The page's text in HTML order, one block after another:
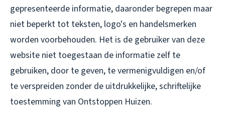
gepresenteerde informatie, daaronder begrepen maar
niet beperkt tot teksten, logo's en handelsmerken
worden voorbehouden. Het is de gebruiker van deze
website niet toegestaan de informatie zelf te
gebruiken, door te geven, te vermenigvuldigen en/of
te verspreiden zonder de uitdrukkelijke, schriftelijke
toestemming van Ontstoppen Huizen.